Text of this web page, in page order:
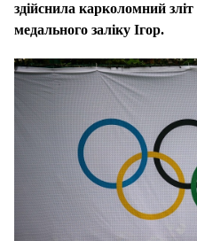
здійснила карколомний
медального заліку Ігор.